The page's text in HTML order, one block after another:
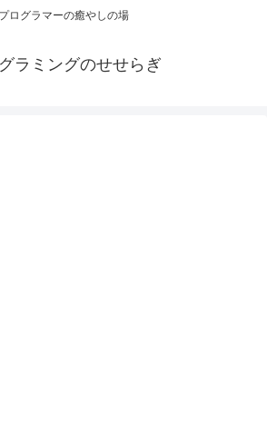
プログラマーの癒やしの場
ラミングのせせらぎ